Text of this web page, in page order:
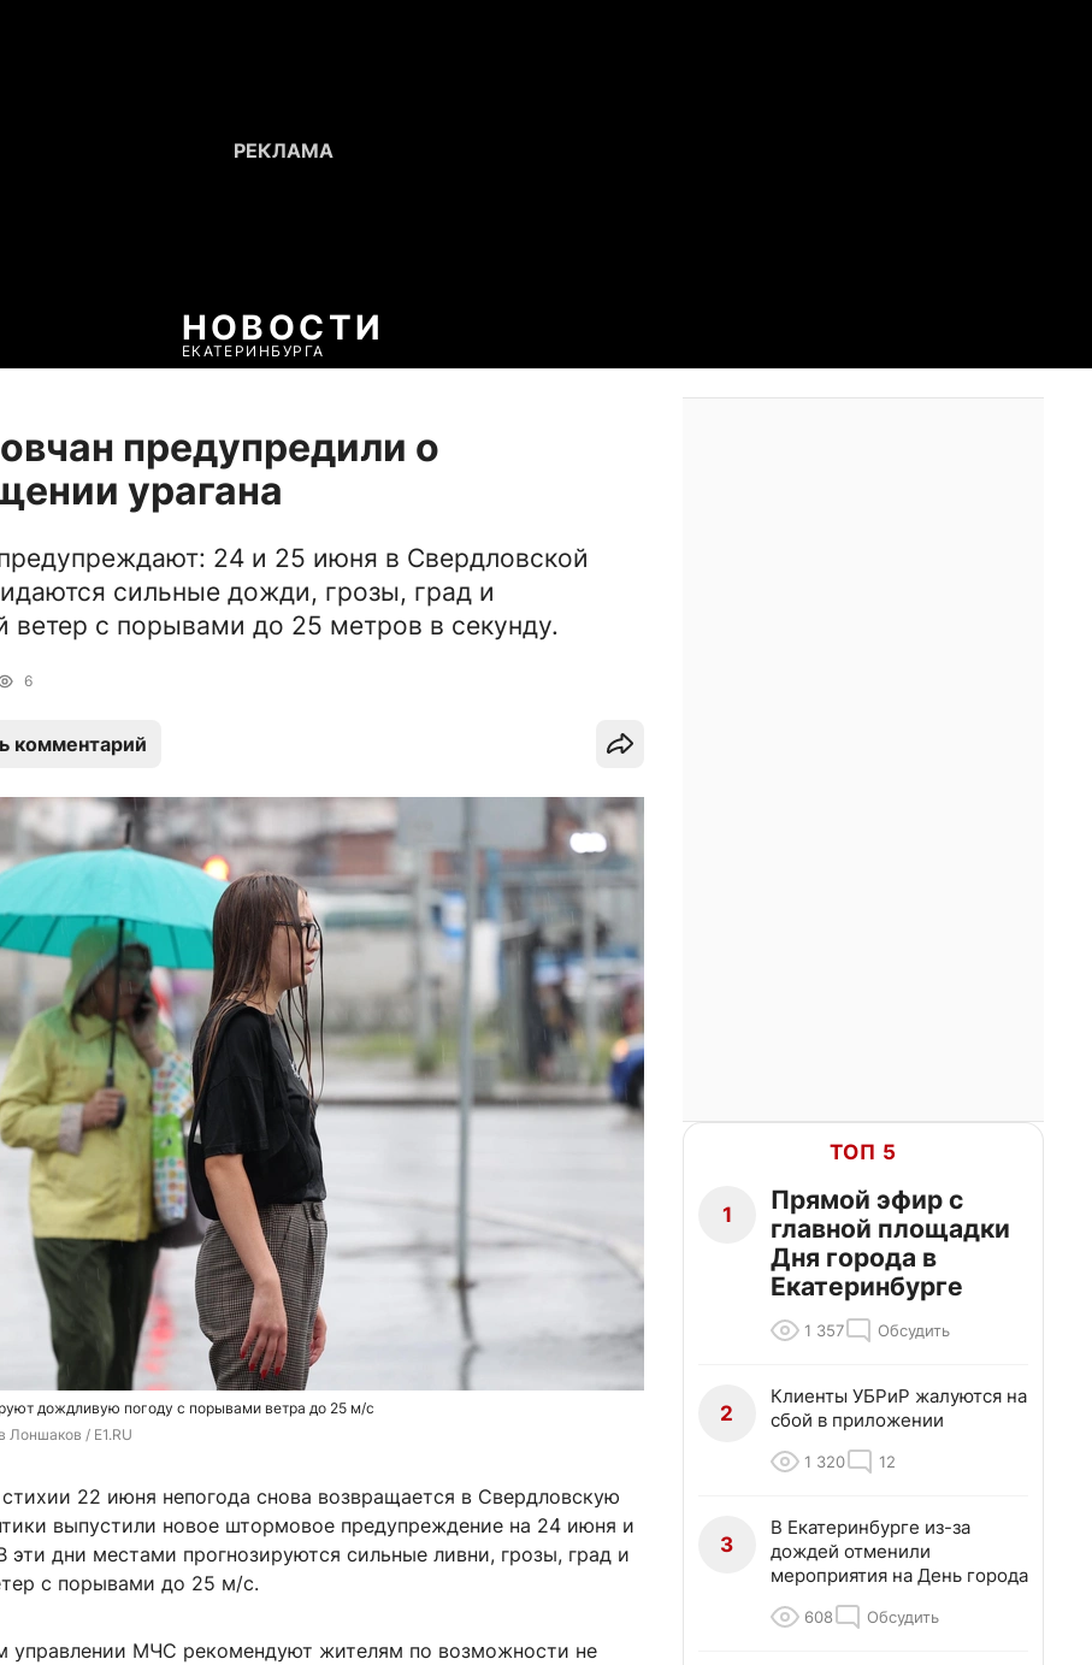
НОВОСТИ
ЕКАТЕРИНБУРГА
предупредили о
урагана
24 и 25 июня в Свердловской
сильные дожди, грозы, град и
ветер с порывами до 25 метров в секунду.
6
комментарий
дождливую погоду с порывами ветра до 25 м/с
Лоншаков / E1.RU
22 июня непогода снова возвращается в Свердловскую
выпустили новое штормовое предупреждение на 24 июня и
эти дни местами прогнозируются сильные ливни, грозы, град и
с порывами до 25 м/с.
управлении МЧС рекомендуют жителям по возможности не
ТОП 5
1
Прямой эфир с
главной площадки
Дня города в
Екатеринбурге
1 357 Обсудить
2
Клиенты УБРиР жалуются на
сбой в приложении
1 320 12
3
В Екатеринбурге из-за
дождей отменили
мероприятия на День города
608 Обсудить